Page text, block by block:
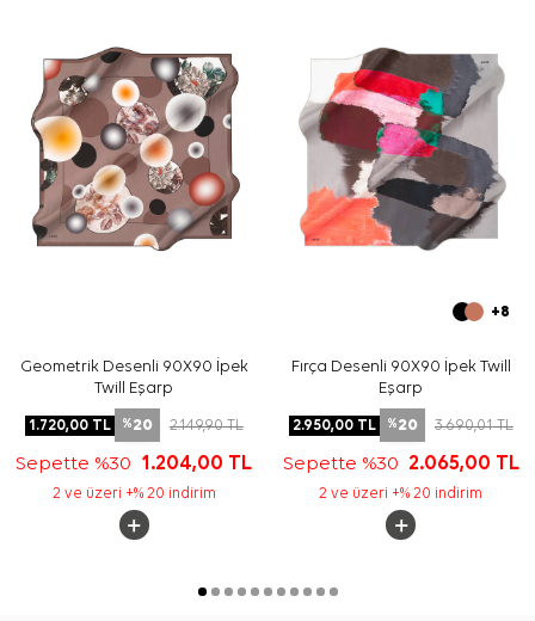
Yıkama ve bakım için ürün etiketindeki talimatları
izleyiniz. İpek ve hassas eşarplarda elde hassas bakım
gerektiğindeAker İpek Eşarp Şampuanı kullanabilirsiniz.
Sıkça Sorulan Sorular
Siyah İpek Kare Geometrik Desenli Eşarp ölçüsü nedir?
Bu ürün hangi kumaş kalitesine sahiptir?
Desen görünümü nasıldır?
Bu ipek tivil eşarp hangi kombinlerle kullanılabilir?
Geometrik Desenli 90X90 İpek
Twill Eşarp
1.720,00TL %20 2.149,90TL
Sepette %30 1.204,00 TL
2 ve üzeri +% 20 indirim
+8
Fırça Desenli 90X90 İpek Twill
Eşarp
2.950,00TL %20 3.690,01TL
Sepette %30 2.065,00 TL
2 ve üzeri +% 20 indirim